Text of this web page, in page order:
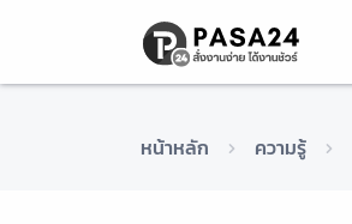
หน้าหลัก ความรู้